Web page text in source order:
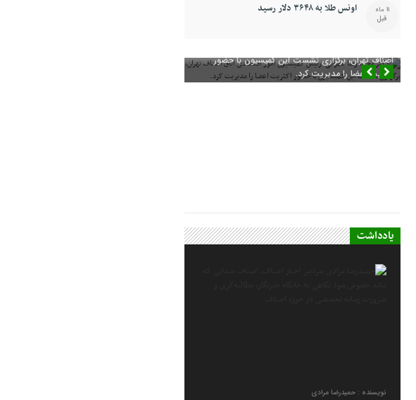
اونس طلا به ۳۶۴۸ دلار رسید 11 ماه
قبل
اصناف تهران، برگزاری نشست این کمیسیون با حضور
اکثریت اعضا را مدیریت کرد.
یادداشت
نویسنده : حمیدرضا مرادی